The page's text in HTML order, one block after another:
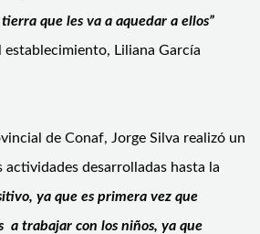
que les va a aquedar a ellos”
Liliana García
de Conaf, Jorge Silva realizó un
actividades desarrolladas hasta la
ya que es primera vez que
a trabajar con los niños, ya que